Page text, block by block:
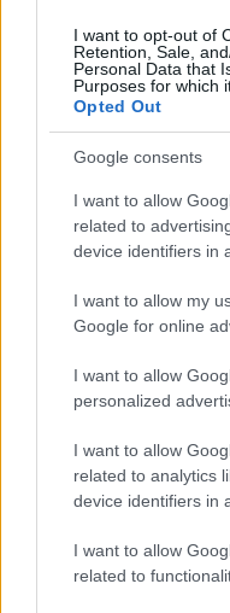
I want to opt-out of
Retention, Sale,
Personal Data that
Purposes for which
Opted Out
Google consents
I want to allow
related to
device identifiers in
I want to allow my
Google for online
I want to allow
personalized
I want to allow
related to analytics
device identifiers in
I want to allow
related to
Come scegliere
Camilla Fiore · 1 Ago 2026
PIÙ LETTI
Assicurazione
massimali,
Come scegliere
camper